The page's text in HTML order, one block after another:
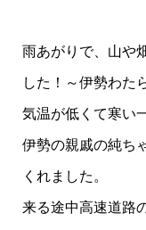
雨あがりで、山や
した！～伊勢わた
気温が低くて寒い
伊勢の親戚の純ち
くれました。
来る途中高速道路